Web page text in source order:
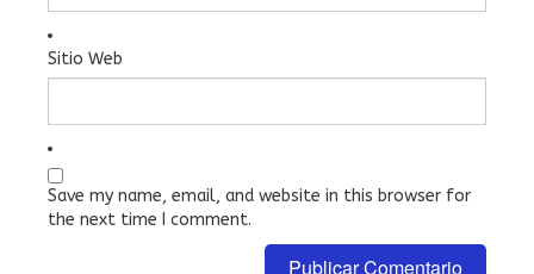
Sitio Web
Save my name, email, and website in this browser for
the next time I comment.